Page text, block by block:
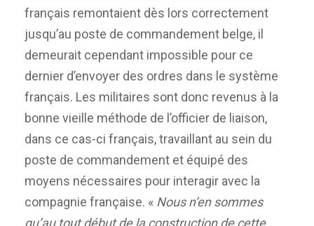
français remontaient dès lors correctement
jusqu’au poste de commandement belge, il
demeurait cependant impossible pour ce
dernier d’envoyer des ordres dans le système
français. Les militaires sont donc revenus à la
bonne vieille méthode de l’officier de liaison,
dans ce cas-ci français, travaillant au sein du
poste de commandement et équipé des
moyens nécessaires pour interagir avec la
compagnie française. « Nous n’en sommes
qu’au tout début de la construction de cette